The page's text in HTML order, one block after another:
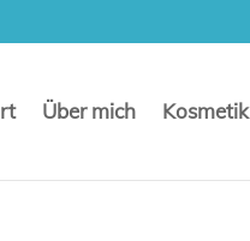
Über mich Kosmetik